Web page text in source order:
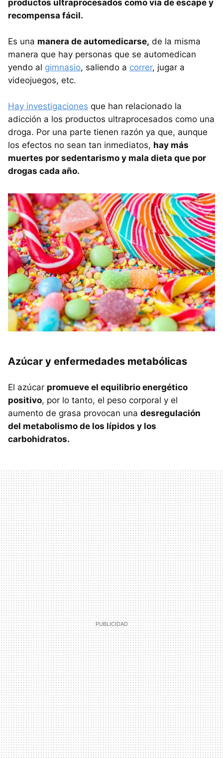
productos ultraprocesados como vía de escape y
recompensa fácil.
Es una manera de automedicarse, de la misma
manera que hay personas que se automedican
yendo al gimnasio, saliendo a correr, jugar a
videojuegos, etc.
Hay investigaciones que han relacionado la
adicción a los productos ultraprocesados como una
droga. Por una parte tienen razón ya que, aunque
los efectos no sean tan inmediatos, hay más
muertes por sedentarismo y mala dieta que por
drogas cada año.
Azúcar y enfermedades metabólicas
El azúcar promueve el equilibrio energético
positivo, por lo tanto, el peso corporal y el
aumento de grasa provocan una desregulación
del metabolismo de los lípidos y los
carbohidratos.